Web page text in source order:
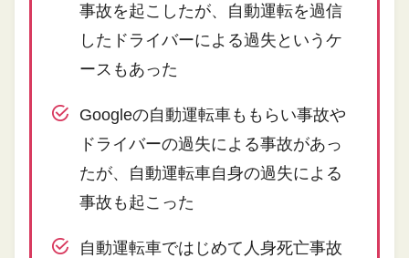
事故を起こしたが、自動運転を過信
したドライバーによる過失というケ
ースもあった
Googleの自動運転車ももらい事故や
ドライバーの過失による事故があっ
たが、自動運転車自身の過失による
事故も起こった
自動運転車ではじめて人身死亡事故